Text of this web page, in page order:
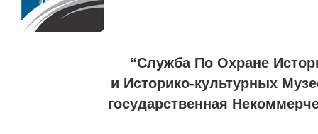
“Служба По Охране
и Историко-культурных
государственная